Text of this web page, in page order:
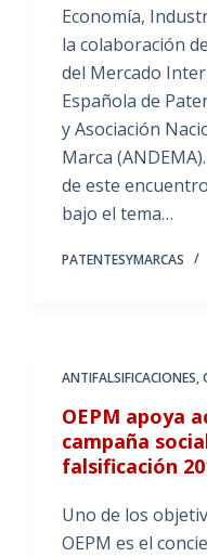
Economía,
la colaboración
del Mercado
Española de
y Asociación
Marca
de este
bajo el tema…
PATENTESYMARCAS
ANTIFALSIFICACIONES,
OEPM apoya
campaña
falsificación
Uno de los
OEPM es el